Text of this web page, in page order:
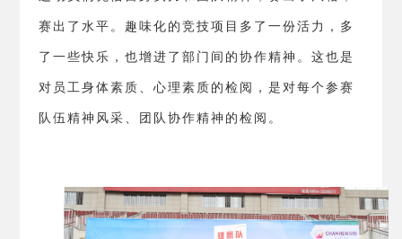
赛出了水平。趣味化的竞技项目多了一份活力，多
了一些快乐，也增进了部门间的协作精神。这也是
对员工身体素质、心理素质的检阅，是对每个参赛
队伍精神风采、团队协作精神的检阅。